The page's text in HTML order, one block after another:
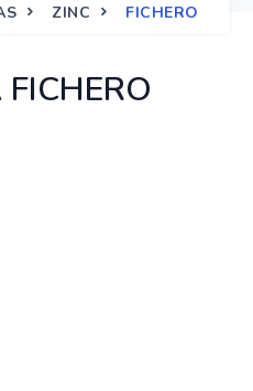
ZINC FICHERO